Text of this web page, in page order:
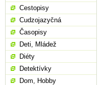
Cestopisy
Cudzojazyčná
Časopisy
Deti, Mládež
Diéty
Detektívky
Dom, Hobby